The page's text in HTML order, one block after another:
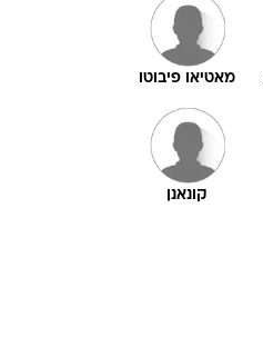
מאטיאו פיבוטו
קונאנן